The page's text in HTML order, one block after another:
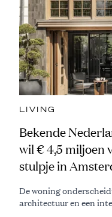
LIVING
Bekende
wil € 4,5 miljoen
stulpje in
De woning
architectuur en een